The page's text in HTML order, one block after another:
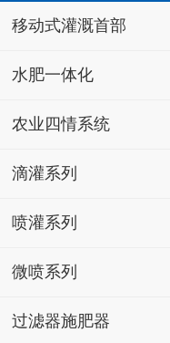
移动式灌溉首部
水肥一体化
农业四情系统
滴灌系列
喷灌系列
微喷系列
过滤器施肥器